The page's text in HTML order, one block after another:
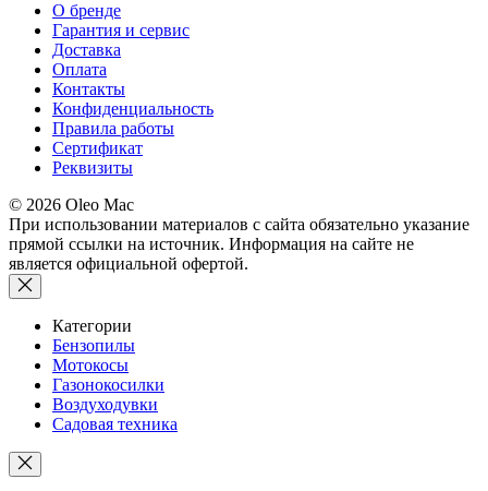
О бренде
Гарантия и сервис
Доставка
Оплата
Контакты
Конфиденциальность
Правила работы
Сертификат
Реквизиты
© 2026 Oleo Mac
При использовании материалов с сайта обязательно указание
прямой ссылки на источник. Информация на сайте не
является официальной офертой.
Категории
Бензопилы
Мотокосы
Газонокосилки
Воздуходувки
Садовая техника